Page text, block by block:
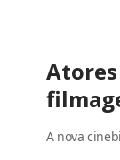
A nova